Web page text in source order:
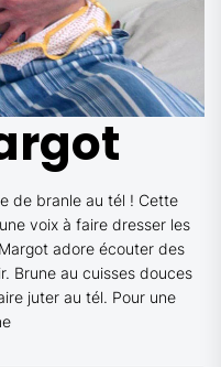
de branle au tél ! Cette
voix à faire dresser les
adore écouter des
Brune au cuisses douces
juter au tél. Pour une